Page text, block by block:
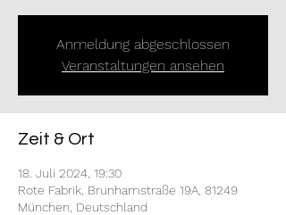
Anmeldung abgeschlossen
Veranstaltungen ansehen
Zeit & Ort
18. Juli 2024, 19:30
Rote Fabrik, Brunhamstraße 19A, 81249
München, Deutschland